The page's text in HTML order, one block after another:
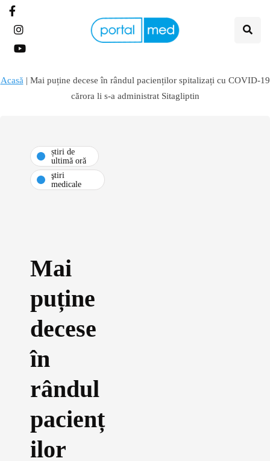
Acasă | Mai puține decese în rândul pacienților spitalizați cu COVID-19
cărora li s-a administrat Sitagliptin
știri de
ultimă oră
ştiri
medicale
Mai
puține
decese
în
rândul
pacienț
ilor